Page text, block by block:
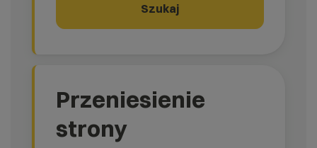
Szukaj
Przeniesienie
strony